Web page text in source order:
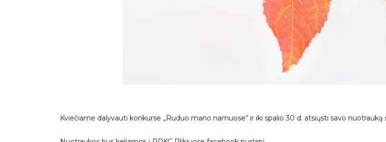
Kviečiame dalyvauti konkurse „Ruduo mano namuose“ ir iki spalio 30 d. atsiųsti savo